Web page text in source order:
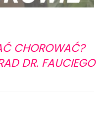
CHOROWAĆ?
DR. FAUCIEGO